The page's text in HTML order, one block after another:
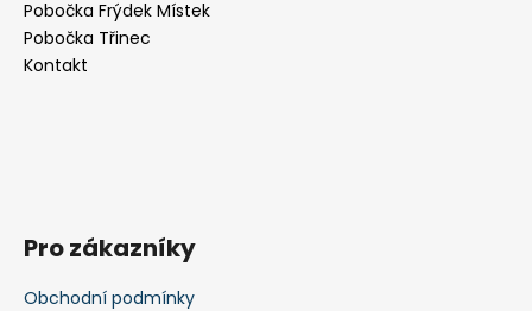
Pobočka Frýdek Místek
Pobočka Třinec
Kontakt
Pro zákazníky
Obchodní podmínky